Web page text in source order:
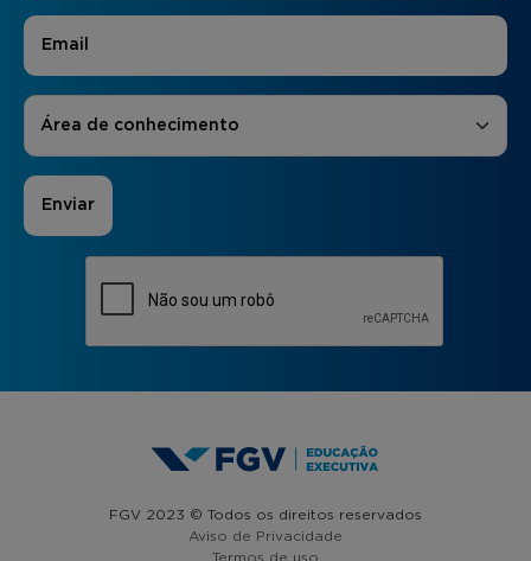
E-mail
Áreas de Interesse
Área de conhecimento
FGV 2023 © Todos os direitos reservados
Aviso de Privacidade
Termos de uso